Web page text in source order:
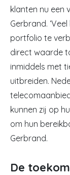
klanten nu een
Gerbrand.
portfolio te
direct waarde
inmiddels met
uitbreiden.
kunnen zij op
om hun
Gerbrand.
De